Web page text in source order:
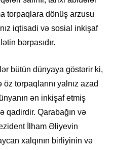
torpaqlara dönüş arzusu
iqtisadi və sosial inkişaf
bərpasıdır.
bütün dünyaya göstərir ki,
torpaqlarını yalnız azad
ən inkişaf etmiş
qadirdir. Qarabağın və
İlham Əliyevin
xalqının birliyinin və